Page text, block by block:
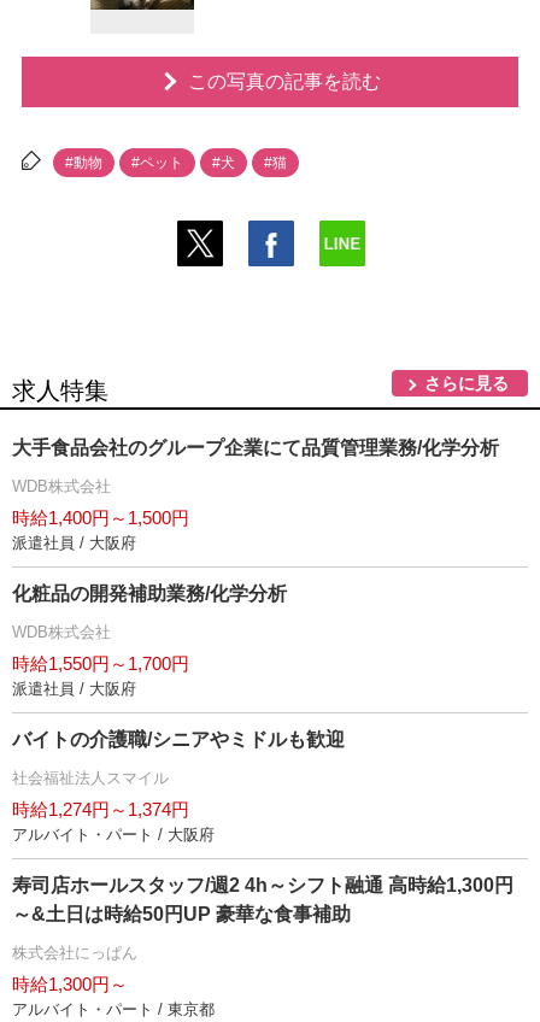
この写真の記事を読む
#動物 #ペット #犬 #猫
求人特集 さらに見る
大手食品会社のグループ企業にて品質管理業務/化学分析
WDB株式会社
時給1,400円～1,500円
派遣社員 / 大阪府
化粧品の開発補助業務/化学分析
WDB株式会社
時給1,550円～1,700円
派遣社員 / 大阪府
バイトの介護職/シニアやミドルも歓迎
社会福祉法人スマイル
時給1,274円～1,374円
アルバイト・パート / 大阪府
寿司店ホールスタッフ/週2 4h～シフト融通 高時給1,300円
～&土日は時給50円UP 豪華な食事補助
株式会社にっぱん
時給1,300円～
アルバイト・パート / 東京都